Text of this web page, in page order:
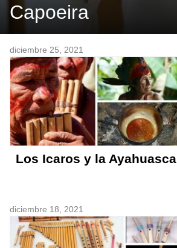
Capoeira
diciembre 25, 2021
Los Icaros y la Ayahuasca
diciembre 18, 2021